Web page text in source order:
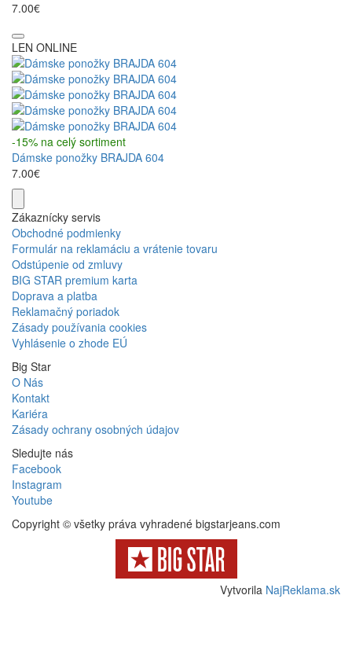
7.00€
LEN ONLINE
-15% na celý sortiment
Dámske ponožky BRAJDA 604
7.00€
Zákaznícky servis
Obchodné podmienky
Formulár na reklamáciu a vrátenie tovaru
Odstúpenie od zmluvy
BIG STAR premium karta
Doprava a platba
Reklamačný poriadok
Zásady používania cookies
Vyhlásenie o zhode EÚ
Big Star
O Nás
Kontakt
Kariéra
Zásady ochrany osobných údajov
Sledujte nás
Facebook
Instagram
Youtube
Copyright © všetky práva vyhradené bigstarjeans.com
Vytvorila NajReklama.sk